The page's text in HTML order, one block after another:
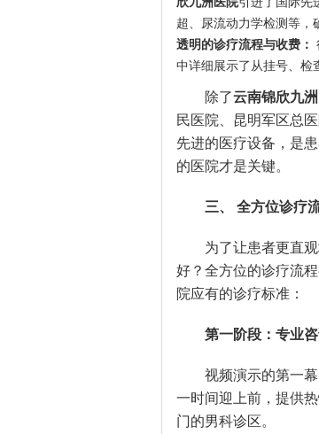
超、尿流动力学检测等，
透明的诊疗流程与收费：
中详细展示了从挂号、检
除了云南锦欣九
民医院、昆明军区总
先进的医疗设备，是
的医院才是关键。
三、 全方位诊疗
为了让患者更直
好？全方位的诊疗流
院应有的诊疗标准：
第一阶段：专业
视频演示的第一
一时间迎上前，提供
门的男科诊区。